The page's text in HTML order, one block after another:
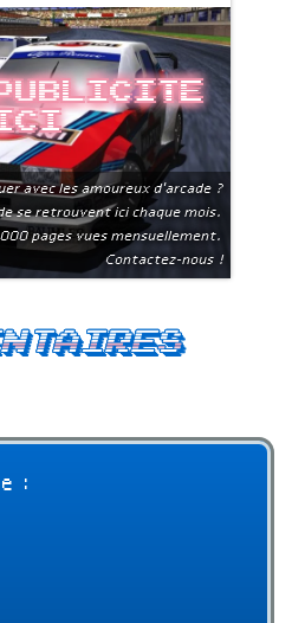
avec les amoureux d'arcade ?
se retrouvent ici chaque mois.
pages vues mensuellement.
Contactez-nous !